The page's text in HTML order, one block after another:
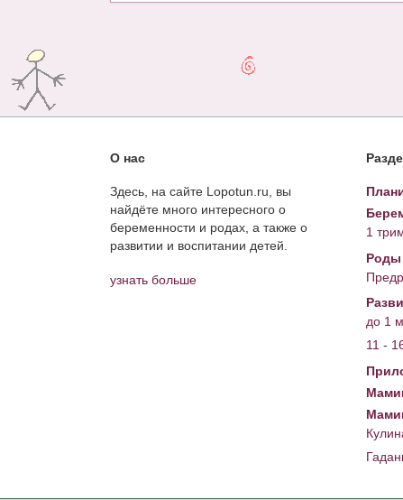
О нас
Здесь, на сайте Lopotun.ru, вы
найдёте много интересного о
беременности и родах, а также о
развитии и воспитании детей.
узнать больше
1
Роды
до 1
11 -